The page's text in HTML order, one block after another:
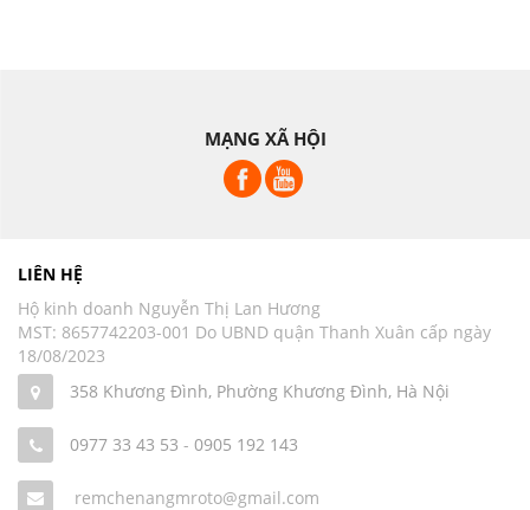
MẠNG XÃ HỘI
LIÊN HỆ
Hộ kinh doanh Nguyễn Thị Lan Hương
MST: 8657742203-001 Do UBND quận Thanh Xuân cấp ngày
18/08/2023
358 Khương Đình, Phường Khương Đình, Hà Nội
0977 33 43 53 - 0905 192 143
remchenangmroto@gmail.com